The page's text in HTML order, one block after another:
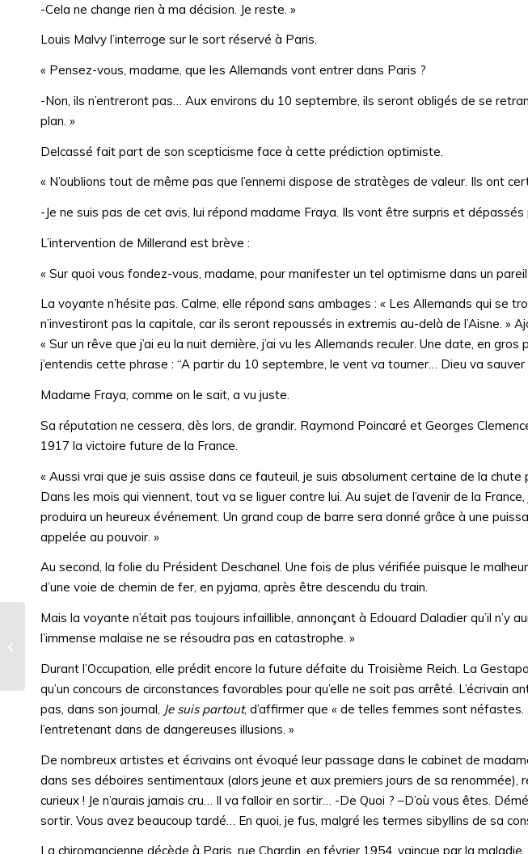
-Cela ne change rien à ma décision. Je reste. »
Louis Malvy l’interroge sur le sort réservé à Paris.
« Pensez-vous, madame, que les Allemands vont entrer dans Paris ?
-Non, ils n’entreront pas… Aux environs du 10 septembre, ils seront obligés de se
plan. »
Delcassé fait part de son scepticisme face à cette prédiction optimiste.
« N’oublions tout de même pas que l’ennemi dispose de stratèges de valeur. Ils ont
-Je ne suis pas de cet avis, lui répond madame Fraya. Ils vont être surpris et dépassés
L’intervention de Millerand est brève :
« Sur quoi vous fondez-vous, madame, pour manifester un tel optimisme dans un
La voyante n’hésite pas. Calme, elle répond sans ambages : « Les Allemands qui se
n’investiront pas la capitale, car ils seront repoussés in extremis au-delà de l’Aisne. »
« Sur un rêve que j’ai eu la nuit dernière, j’ai vu les Allemands reculer. Une date, en
j’entendis cette phrase : “A partir du 10 septembre, le vent va tourner… Dieu va sauver
Madame Fraya, comme on le sait, a vu juste.
Sa réputation ne cessera, dès lors, de grandir. Raymond Poincaré et Georges
1917 la victoire future de la France.
« Aussi vrai que je suis assise dans ce fauteuil, je suis absolument certaine de la chute
Dans les mois qui viennent, tout va se liguer contre lui. Au sujet de l’avenir de la France,
produira un heureux événement. Un grand coup de barre sera donné grâce à une
appelée au pouvoir. »
Au second, la folie du Président Deschanel. Une fois de plus vérifiée puisque le
d’une voie de chemin de fer, en pyjama, après être descendu du train.
Mais la voyante n’était pas toujours infaillible, annonçant à Edouard Daladier qu’il n’y
l’immense malaise ne se résoudra pas en catastrophe. »
Durant l’Occupation, elle prédit encore la future défaite du Troisième Reich. La
qu’un concours de circonstances favorables pour qu’elle ne soit pas arrêté. L’écrivain
pas, dans son journal, Je suis partout, d’affirmer que « de telles femmes sont
l’entretenant dans de dangereuses illusions. »
De nombreux artistes et écrivains ont évoqué leur passage dans le cabinet de
dans ses déboires sentimentaux (alors jeune et aux premiers jours de sa renommée),
curieux ! Je n’aurais jamais cru… Il va falloir en sortir… -De Quoi ? –D’où vous êtes.
sortir. Vous avez beaucoup tardé… En quoi, je fus, malgré les termes sibyllins de sa
La chiromancienne décède à Paris, rue Chardin, en février 1954, vaincue par la
Raspoutine. « Messager de Dieu »